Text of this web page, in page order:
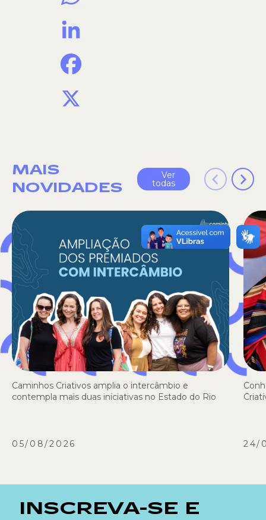
MAIS
NOVIDADES
Ver
todas
Caminhos Criativos amplia o intercâmbio e
contempla mais duas iniciativas no Estado do Rio
05/08/2026 24/
INSCREVA-SE E